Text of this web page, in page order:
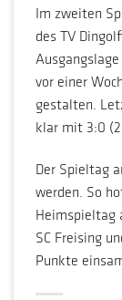
Im zweiten
des TV
vor einer
gestalten.
klar mit 3:0
Der Spieltag
werden. So
Heimspieltag
SC Freising
Punkte